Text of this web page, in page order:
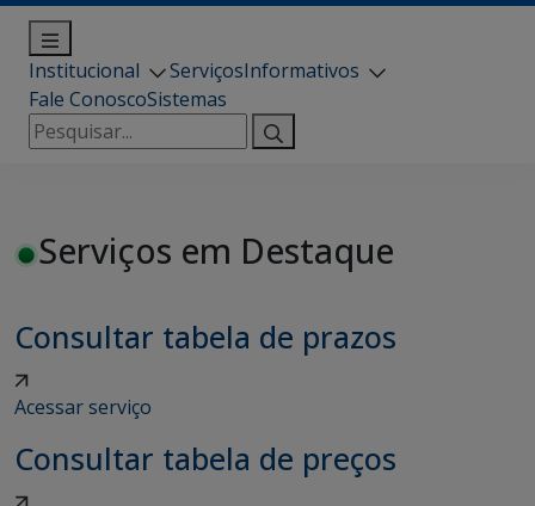
Institucional ServiçosInformativos
Fale ConoscoSistemas
Pesquisar
por:
Serviços em Destaque
Consultar tabela de prazos
Acessar serviço
Consultar tabela de preços